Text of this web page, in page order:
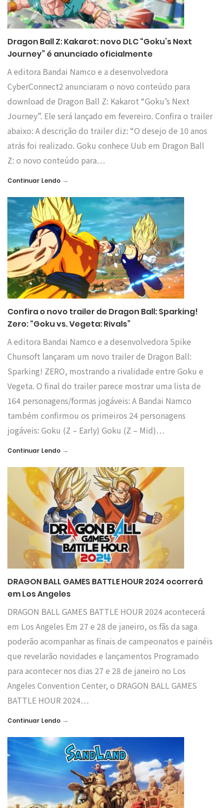
Dragon Ball Z: Kakarot: novo DLC “Goku’s Next
Journey” é anunciado oficialmente
A editora Bandai Namco e a desenvolvedora
CyberConnect2 anunciaram o novo conteúdo para
download de Dragon Ball Z: Kakarot “Goku’s Next
Journey”. Ele será lançado em fevereiro. Confira o trailer
abaixo: A descrição do trailer diz: “O desejo de 10 anos
atrás foi realizado. Goku conhece Uub em Dragon Ball
Z: o novo conteúdo para…
Continuar Lendo →
Confira o novo trailer de Dragon Ball: Sparking!
Zero: “Goku vs. Vegeta: Rivals”
A editora Bandai Namco e a desenvolvedora Spike
Chunsoft lançaram um novo trailer de Dragon Ball:
Sparking! ZERO, mostrando a rivalidade entre Goku e
Vegeta. O final do trailer parece mostrar uma lista de
164 personagens/formas jogáveis: A Bandai Namco
também confirmou os primeiros 24 personagens
jogáveis: Goku (Z – Early) Goku (Z – Mid)…
Continuar Lendo →
DRAGON BALL GAMES BATTLE HOUR 2024 ocorrerá
em Los Angeles
DRAGON BALL GAMES BATTLE HOUR 2024 acontecerá
em Los Angeles Em 27 e 28 de janeiro, os fãs da saga
poderão acompanhar as finais de campeonatos e painéis
que revelarão novidades e lançamentos Programado
para acontecer nos dias 27 e 28 de janeiro no Los
Angeles Convention Center, o DRAGON BALL GAMES
BATTLE HOUR 2024…
Continuar Lendo →